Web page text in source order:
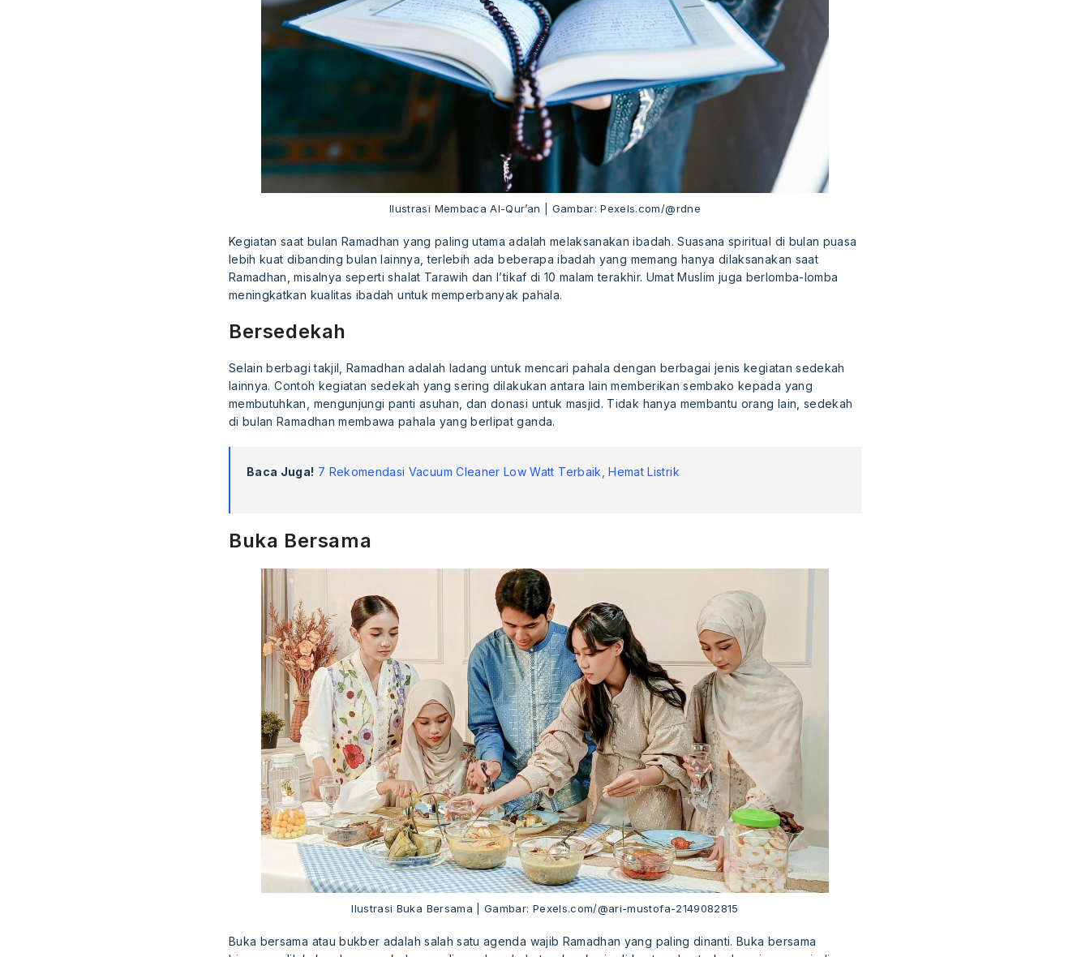
Ilustrasi Membaca Al-Qur’an | Gambar: Pexels.com/@rdne
Kegiatan saat bulan Ramadhan yang paling utama adalah melaksanakan ibadah. Suasana spiritual di bulan puasa
lebih kuat dibanding bulan lainnya, terlebih ada beberapa ibadah yang memang hanya dilaksanakan saat
Ramadhan, misalnya seperti shalat Tarawih dan I’tikaf di 10 malam terakhir. Umat Muslim juga berlomba-lomba
meningkatkan kualitas ibadah untuk memperbanyak pahala.
Bersedekah
Selain berbagi takjil, Ramadhan adalah ladang untuk mencari pahala dengan berbagai jenis kegiatan sedekah
lainnya. Contoh kegiatan sedekah yang sering dilakukan antara lain memberikan sembako kepada yang
membutuhkan, mengunjungi panti asuhan, dan donasi untuk masjid. Tidak hanya membantu orang lain, sedekah
di bulan Ramadhan membawa pahala yang berlipat ganda.
Baca Juga! 7 Rekomendasi Vacuum Cleaner Low Watt Terbaik, Hemat Listrik
Buka Bersama
Ilustrasi Buka Bersama | Gambar: Pexels.com/@ari-mustofa-2149082815
Buka bersama atau bukber adalah salah satu agenda wajib Ramadhan yang paling dinanti. Buka bersama